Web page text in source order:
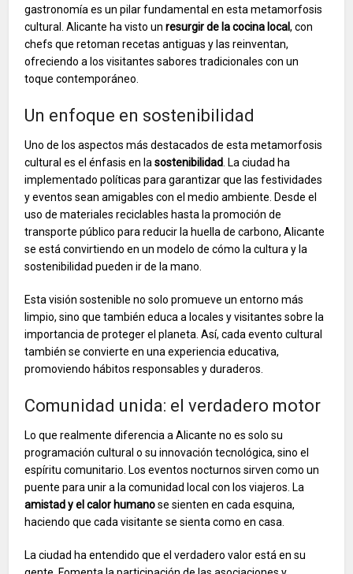
gastronomía es un pilar fundamental en esta metamorfosis
cultural. Alicante ha visto unresurgir de la cocina local, con
chefs que retoman recetas antiguas y las reinventan,
ofreciendo a los visitantes sabores tradicionales con un
toque contemporáneo.
Un enfoque en sostenibilidad
Uno de los aspectos más destacados de esta metamorfosis
cultural es el énfasis en lasostenibilidad . La ciudad ha
implementado políticas para garantizar que las festividades
y eventos sean amigables con el medio ambiente. Desde el
uso de materiales reciclables hasta la promoción de
transporte público para reducir la huella de carbono, Alicante
se está convirtiendo en un modelo de cómo la cultura y la
sostenibilidad pueden ir de la mano.
Esta visión sostenible no solo promueve un entorno más
limpio, sino que también educa a locales y visitantes sobre la
importancia de proteger el planeta. Así, cada evento cultural
también se convierte en una experiencia educativa,
promoviendo hábitos responsables y duraderos.
Comunidad unida: el verdadero motor
Lo que realmente diferencia a Alicante no es solo su
programación cultural o su innovación tecnológica, sino el
espíritu comunitario. Los eventos nocturnos sirven como un
puente para unir a la comunidad local con los viajeros. La
amistad y el calor humanose sienten en cada esquina,
haciendo que cada visitante se sienta como en casa.
La ciudad ha entendido que el verdadero valor está en su